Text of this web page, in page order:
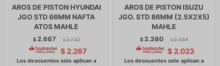
AROS DE PISTON HYUNDAI
JGO STD 66MM NAFTA
ATOS MAHLE
$ 2.667 $ 2.732
$ 2.267
AROS DE PISTON ISUZU
JGO. STD 86MM (2.5X2X5)
MAHLE
$ 2.380 $ 2.439
$ 2.023